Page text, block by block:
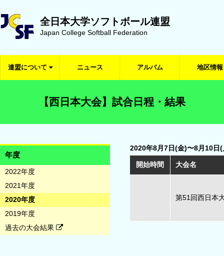
全日本大学ソフトボール連盟
Japan College Softball Federation
連盟について ニュース アルバム 地区情報
【西日本大会】試合日程・結果
年度
2022年度
2021年度
2020年度
2019年度
過去の大会結果
2020年8月7日(金)〜8月10日(
開始時間 大会名
第51回西日本